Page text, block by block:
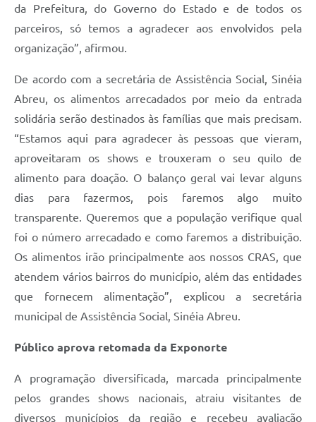
da Prefeitura, do Governo do Estado e de todos os
parceiros, só temos a agradecer aos envolvidos pela
organização”, afirmou.
De acordo com a secretária de Assistência Social, Sinéia
Abreu, os alimentos arrecadados por meio da entrada
solidária serão destinados às famílias que mais precisam.
“Estamos aqui para agradecer às pessoas que vieram,
aproveitaram os shows e trouxeram o seu quilo de
alimento para doação. O balanço geral vai levar alguns
dias para fazermos, pois faremos algo muito
transparente. Queremos que a população verifique qual
foi o número arrecadado e como faremos a distribuição.
Os alimentos irão principalmente aos nossos CRAS, que
atendem vários bairros do município, além das entidades
que fornecem alimentação”, explicou a secretária
municipal de Assistência Social, Sinéia Abreu.
Público aprova retomada da Exponorte
A programação diversificada, marcada principalmente
pelos grandes shows nacionais, atraiu visitantes de
diversos municípios da região e recebeu avaliação